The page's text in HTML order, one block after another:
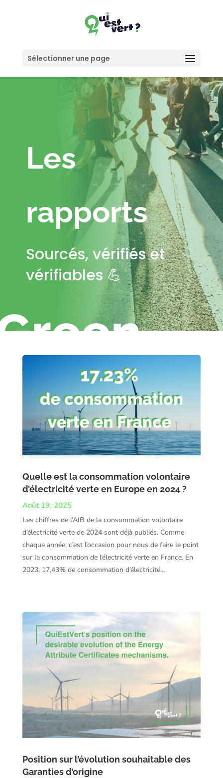
Sélectionner une page
Les
rapports
Sourcés, vérifiés et
vérifiables 💪
Quelle est la consommation volontaire
d’électricité verte en Europe en 2024 ?
Août 19, 2025
Les chiffres de l’AIB de la consommation volontaire
d’électricité verte de 2024 sont déjà publiés. Comme
chaque année, c’est l’occasion pour nous de faire le point
sur la consommation de l’électricité verte en France. En
2023, 17,43% de consommation d’électricité...
Position sur l’évolution souhaitable des
Garanties d’origine